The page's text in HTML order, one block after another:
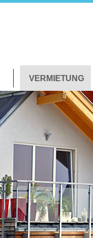
VERMIETUNG